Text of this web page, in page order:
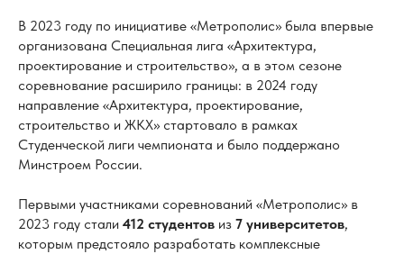
В 2023 году по инициативе «Метрополис» была впервые
организована Специальная лига «Архитектура,
проектирование и строительство», а в этом сезоне
соревнование расширило границы: в 2024 году
направление «Архитектура, проектирование,
строительство и ЖКХ» стартовало в рамках
Студенческой лиги чемпионата и было поддержано
Минстроем России.
Первыми участниками соревнований «Метрополис» в
2023 году стали 412 студентов из 7 университетов,
которым предстояло разработать комплексные